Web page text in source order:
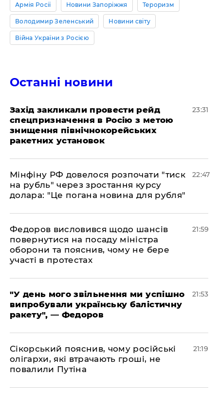
Армія Росії Новини Запоріжжя Тероризм
Володимир Зеленський Новини світу
Війна України з Росією
Останні новини
​Захід закликали провести рейд
спецпризначення в Росію з метою
знищення північнокорейських
ракетних установок
23:31
​Мінфіну РФ довелося розпочати "тиск
на рубль" через зростання курсу
долара: "Це погана новина для рубля"
22:47
​Федоров висловився щодо шансів
повернутися на посаду міністра
оборони та пояснив, чому не бере
участі в протестах
21:59
​"У день мого звільнення ми успішно
випробували українську балістичну
ракету", — Федоров
21:53
​Сікорський пояснив, чому російські
олігархи, які втрачають гроші, не
повалили Путіна
21:19